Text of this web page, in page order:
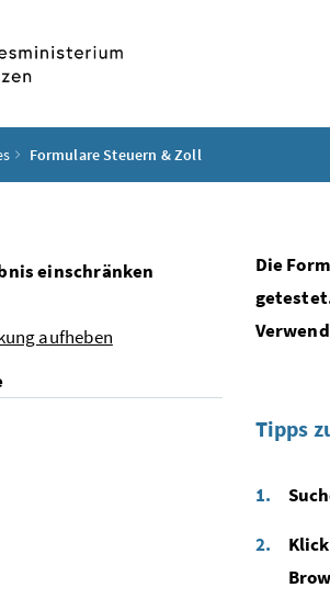
Formulare Steuern & Zoll
einschränken
aufheben
Die
Tipps